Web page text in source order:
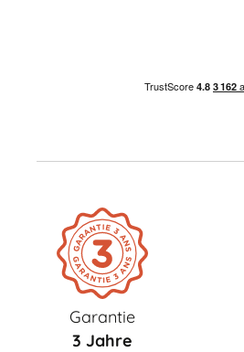
Garantie
3 Jahre